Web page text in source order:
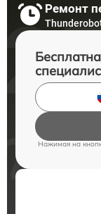
Ремонт
Нажимая на